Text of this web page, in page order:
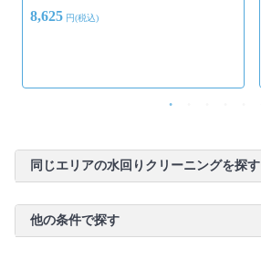
8,625 円(税込)
同じエリアの水回りクリーニングを探す
他の条件で探す